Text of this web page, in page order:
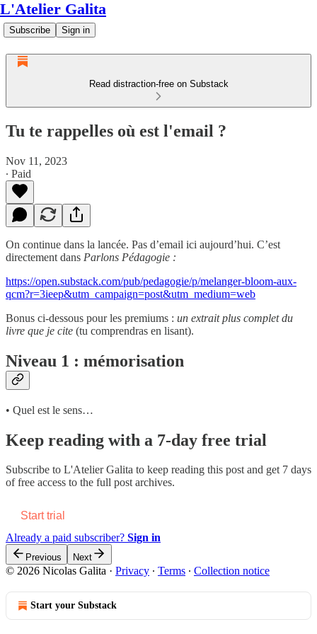
L'Atelier Galita
Subscribe Sign in
Read distraction-free on Substack
Tu te rappelles où est l'email ?
Nov 11, 2023
∙ Paid
On continue dans la lancée. Pas d’email ici aujourd’hui. C’est
directement dans Parlons Pédagogie :
https://open.substack.com/pub/pedagogie/p/melanger-bloom-aux-
qcm?r=3ieep&utm_campaign=post&utm_medium=web
Bonus ci-dessous pour les premiums : un extrait plus complet du
livre que je cite (tu comprendras en lisant).
Niveau 1 : mémorisation
• Quel est le sens…
Keep reading with a 7-day free trial
Subscribe to L'Atelier Galita to keep reading this post and get 7 days
of free access to the full post archives.
Start trial
Already a paid subscriber? Sign in
Previous Next
© 2026 Nicolas Galita · Privacy ∙ Terms ∙ Collection notice
Start your Substack